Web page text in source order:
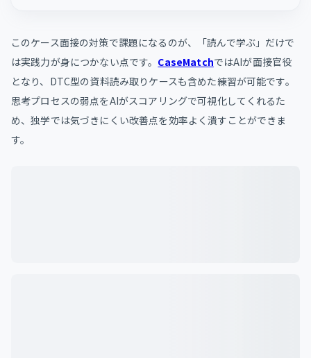
このケース面接の対策で課題になるのが、「読んで学ぶ」だけで
は実践力が身につかない点です。 CaseMatchではAIが面接官役
となり、DTC型の資料読み取りケースも含めた練習が可能です。
思考プロセスの弱点をAIがスコアリングで可視化してくれるた
め、独学では気づきにくい改善点を効率よく潰すことができま
す。